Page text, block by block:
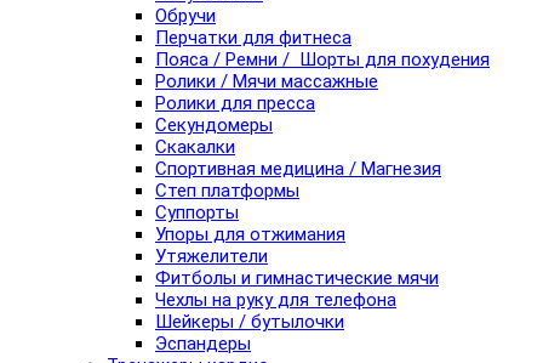
Обручи
Перчатки для фитнеса
Пояса / Ремни / Шорты для похудения
Ролики / Мячи массажные
Ролики для пресса
Секундомеры
Скакалки
Спортивная медицина / Магнезия
Степ платформы
Суппорты
Упоры для отжимания
Утяжелители
Фитболы и гимнастические мячи
Чехлы на руку для телефона
Шейкеры / бутылочки
Эспандеры